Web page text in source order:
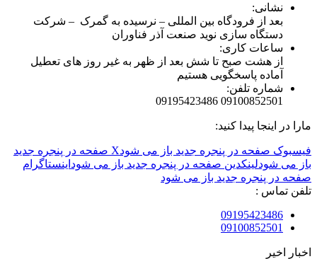
نشانی:
بعد از فرودگاه بین المللی – نرسیده به گمرک – شرکت
دستگاه سازی نوید صنعت آذر فناوران
ساعات کاری:
از هشت صبح تا شش بعد از ظهر به غیر روز های تعطیل
آماده پاسخگویی هستیم
شماره تلفن:
09100852501 09195423486
مارا در اینجا پیدا کنید:
فیسبوک صفحه در پنجره جدید باز می شود
X صفحه در پنجره جدید
باز می شودلینکدین صفحه در پنجره جدید باز می شود اینستاگرام
صفحه در پنجره جدید باز می شود
تلفن تماس :
09195423486
09100852501
اخبار اخیر